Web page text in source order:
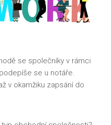
se společníky v rámci
se u notáře.
v okamžiku zapsání do